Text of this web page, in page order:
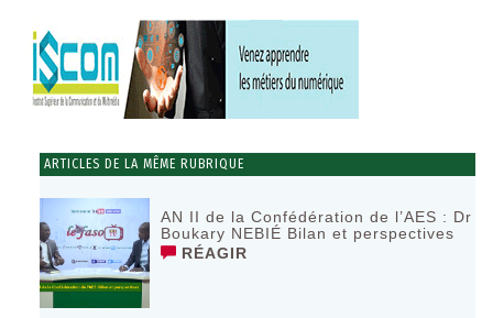
ARTICLES DE LA MÊME RUBRIQUE
AN II de la Confédération de l’AES : Dr
Boukary NEBIÉ Bilan et perspectives
RÉAGIR